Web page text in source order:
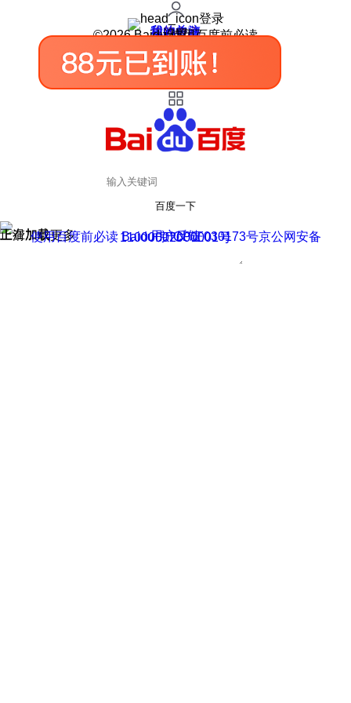
登录
我的关注
我的收藏
皮肤中心
用户反馈
设置
©2026 Baidu 使用百度前必读
百度一下
正在加载
上滑加载更多 用户反馈
使用百度前必读 Baidu 京ICP证030173号
京公网安备11000002000001号